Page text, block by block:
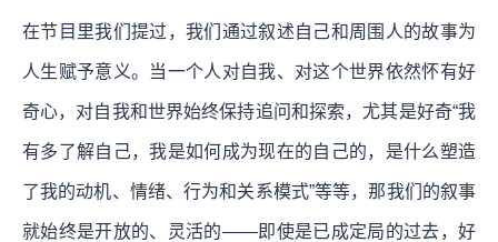
在节目里我们提过，我们通过叙述自己和周围人的故事为
人生赋予意义。当一个人对自我、对这个世界依然怀有好
奇心，对自我和世界始终保持追问和探索，尤其是好奇“我
有多了解自己，我是如何成为现在的自己的，是什么塑造
了我的动机、情绪、行为和关系模式”等等，那我们的叙事
就始终是开放的、灵活的——即使是已成定局的过去，好